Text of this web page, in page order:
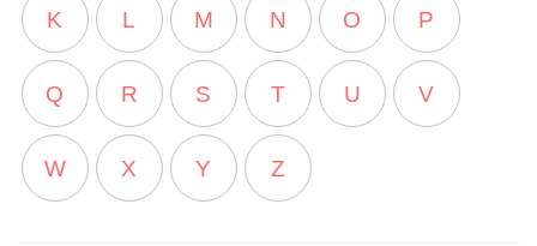
K L M N O P
Q R S T U V
W X Y Z